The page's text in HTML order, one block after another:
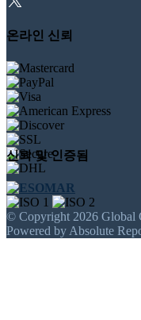
온라인 신뢰
신뢰 및 인증됨
© Copyright 2026 Global
Powered by Absolute